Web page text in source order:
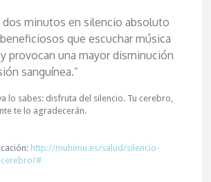
dos minutos en silencio absoluto
que escuchar música
provocan una mayor disminución
sanguínea.”
lo sabes: disfruta del silencio. Tu cerebro,
te lo agradecerán.
http://muhimu.es/salud/silencio-
#